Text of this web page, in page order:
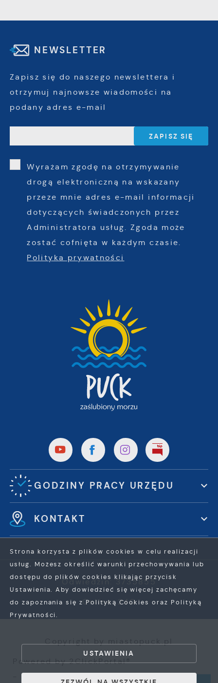
NEWSLETTER
Zapisz się do naszego newslettera i
otrzymuj najnowsze wiadomości na
podany adres e-mail
Wyrażam zgodę na otrzymywanie
drogą elektroniczną na wskazany
przeze mnie adres e-mail informacji
dotyczących świadczonych przez
Administratora usług. Zgoda może
zostać cofnięta w każdym czasie.
Polityka prywatności
GODZINY PRACY URZĘDU
KONTAKT
Odwiedzin: 3735855
Online: 240
Powered by2ClickPortal®
- Portale nowej generacji
Strona korzysta z plików cookies w celu realizacji
usług. Możesz określić warunki przechowywania lub
dostępu do plików cookies klikając przycisk
Ustawienia. Aby dowiedzieć się więcej zachęcamy
do zapoznania się z Polityką Cookies oraz Polityką
Prywatności.
USTAWIENIA
ZEZWÓL NA WSZYSTKIE